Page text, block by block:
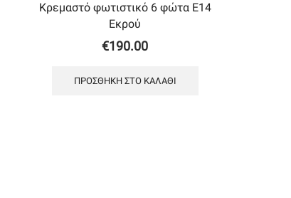
Κρεμαστό φωτιστικό 6 φώτα Ε14
Εκρού
€190.00
ΠΡΟΣΘΉΚΗ ΣΤΟ ΚΑΛΆΘΙ